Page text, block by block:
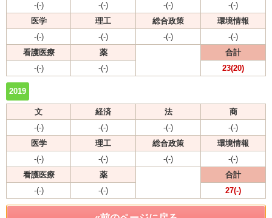
-(-)
-(-) -(-)
-(-)
医学
理工 総合政策
環境情報
-(-)
-(-) -(-)
-(-)
看護医療
薬
合計
-(-)
-(-) 23(20)
2019
文 経済 法
商
-(-)
-(-) -(-)
-(-)
医学
理工 総合政策
環境情報
-(-)
-(-) -(-)
-(-)
看護医療
薬
合計
-(-)
-(-) 27(-)